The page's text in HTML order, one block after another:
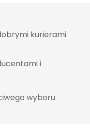
kurierami
i
wyboru